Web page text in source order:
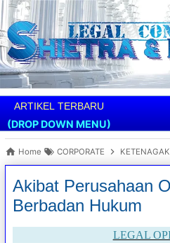
(DROP DOWN MENU)
Home CORPORATE
Akibat Perusahaan
Berbadan Hukum
LEGAL